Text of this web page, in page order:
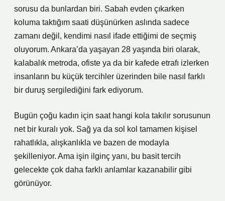
sorusu da bunlardan biri. Sabah evden çıkarken
koluma taktığım saati düşünürken aslında sadece
zamanı değil, kendimi nasıl ifade ettiğimi de seçmiş
oluyorum. Ankara’da yaşayan 28 yaşında biri olarak,
kalabalık metroda, ofiste ya da bir kafede etrafı izlerken
insanların bu küçük tercihler üzerinden bile nasıl farklı
bir duruş sergilediğini fark ediyorum.
Bugün çoğu kadın için saat hangi kola takılır sorusunun
net bir kuralı yok. Sağ ya da sol kol tamamen kişisel
rahatlıkla, alışkanlıkla ve bazen de modayla
şekilleniyor. Ama işin ilginç yanı, bu basit tercih
gelecekte çok daha farklı anlamlar kazanabilir gibi
görünüyor.